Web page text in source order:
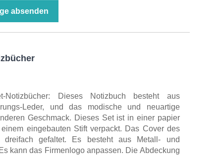
absenden
Notizbücher: Dieses Notizbuch besteht aus
Leder, und das modische und neuartige
Geschmack. Dieses Set ist in einer papier
eingebauten Stift verpackt. Das Cover des
dreifach gefaltet. Es besteht aus Metall- und
kann das Firmenlogo anpassen. Die Abdeckung